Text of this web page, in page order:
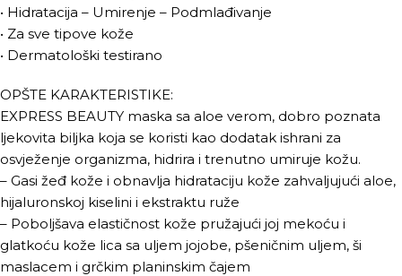
• Hidratacija – Umirenje – Podmlađivanje
• Za sve tipove kože
• Dermatološki testirano
OPŠTE KARAKTERISTIKE:
EXPRESS BEAUTY maska sa aloe verom, dobro poznata
ljekovita biljka koja se koristi kao dodatak ishrani za
osvježenje organizma, hidrira i trenutno umiruje kožu.
– Gasi žeđ kože i obnavlja hidrataciju kože zahvaljujući aloe,
hijaluronskoj kiselini i ekstraktu ruže
– Poboljšava elastičnost kože pružajući joj mekoću i
glatkoću kože lica sa uljem jojobe, pšeničnim uljem, ši
maslacem i grčkim planinskim čajem